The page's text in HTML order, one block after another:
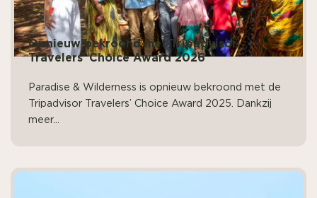
Opnieuw bekroond met Tripadvisor
Travelers’ Choice Award 2026
Paradise & Wilderness is opnieuw bekroond met de
Tripadvisor Travelers’ Choice Award 2025. Dankzij
meer...